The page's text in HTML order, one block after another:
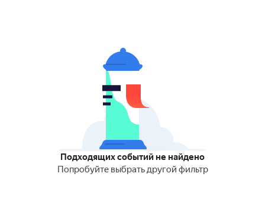
Подходящих событий не найдено
Попробуйте выбрать другой фильтр